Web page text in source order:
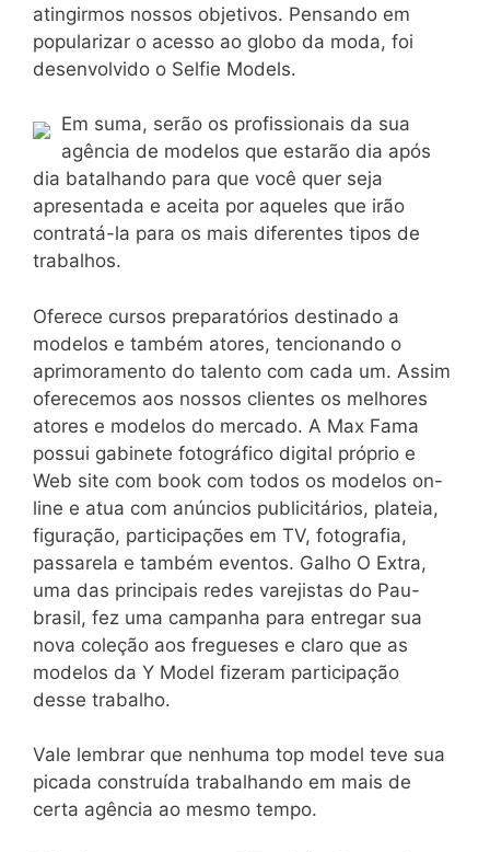
atingirmos nossos objetivos. Pensando em
popularizar o acesso ao globo da moda, foi
desenvolvido o Selfie Models.
Em suma, serão os profissionais da sua
agência de modelos que estarão dia após
dia batalhando para que você quer seja
apresentada e aceita por aqueles que irão
contratá-la para os mais diferentes tipos de
trabalhos.
Oferece cursos preparatórios destinado a
modelos e também atores, tencionando o
aprimoramento do talento com cada um. Assim
oferecemos aos nossos clientes os melhores
atores e modelos do mercado. A Max Fama
possui gabinete fotográfico digital próprio e
Web site com book com todos os modelos on-
line e atua com anúncios publicitários, plateia,
figuração, participações em TV, fotografia,
passarela e também eventos. Galho O Extra,
uma das principais redes varejistas do Pau-
brasil, fez uma campanha para entregar sua
nova coleção aos fregueses e claro que as
modelos da Y Model fizeram participação
desse trabalho.
Vale lembrar que nenhuma top model teve sua
picada construída trabalhando em mais de
certa agência ao mesmo tempo.